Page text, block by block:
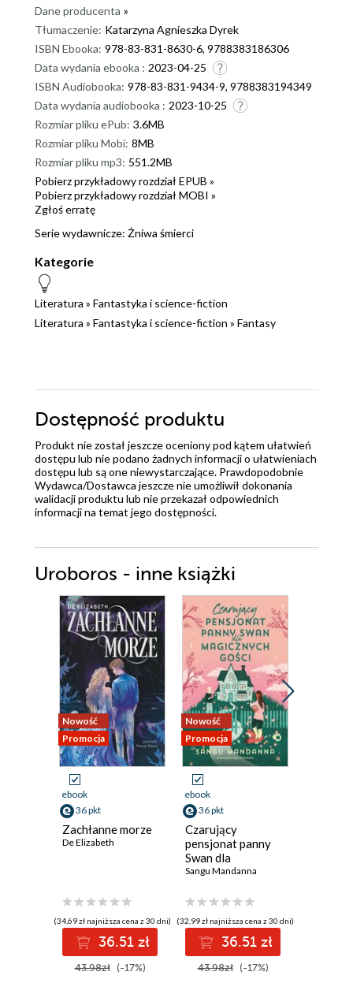
Dane producenta »
Tłumaczenie: Katarzyna Agnieszka Dyrek
ISBN Ebooka: 978-83-831-8630-6, 9788383186306
Data wydania ebooka : 2023-04-25
ISBN Audiobooka: 978-83-831-9434-9, 9788383194349
Data wydania audiobooka : 2023-10-25
Rozmiar pliku ePub: 3.6MB
Rozmiar pliku Mobi: 8MB
Rozmiar pliku mp3: 551.2MB
Pobierz przykładowy rozdział EPUB »
Pobierz przykładowy rozdział MOBI »
Zgłoś erratę
Serie wydawnicze: Żniwa śmierci
Kategorie
Literatura » Fantastyka i science-fiction
Literatura » Fantastyka i science-fiction » Fantasy
Dostępność produktu
Produkt nie został jeszcze oceniony pod kątem ułatwień
dostępu lub nie podano żadnych informacji o ułatwieniach
dostępu lub są one niewystarczające. Prawdopodobnie
Wydawca/Dostawca jeszcze nie umożliwił dokonania
walidacji produktu lub nie przekazał odpowiednich
informacji na temat jego dostępności.
Uroboros - inne książki
Nowość
Promocja
ebook
36 pkt
Zachłanne morze
De Elizabeth
(34,69 zł najniższa cena z 30 dni)
36.51 zł
43.98zł (-17%)
Nowość
Promocja
ebook
36 pkt
Czarujący
pensjonat panny
Swan dla
magicznych gości
Sangu Mandanna
(32,99 zł najniższa cena z 30 dni)
36.51 zł
43.98zł (-17%)